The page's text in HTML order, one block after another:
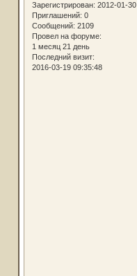
Зарегистрирован: 2012-01-30
Приглашений: 0
Сообщений: 2109
Провел на форуме:
1 месяц 21 день
Последний визит:
2016-03-19 09:35:48